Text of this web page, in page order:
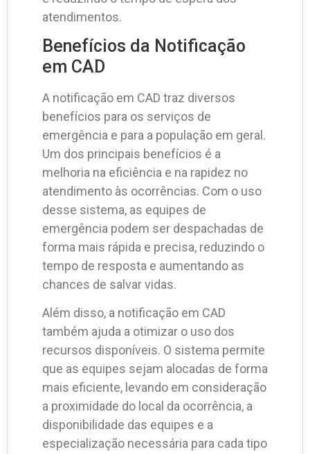
atendimentos.
Benefícios da Notificação
em CAD
A notificação em CAD traz diversos
benefícios para os serviços de
emergência e para a população em geral.
Um dos principais benefícios é a
melhoria na eficiência e na rapidez no
atendimento às ocorrências. Com o uso
desse sistema, as equipes de
emergência podem ser despachadas de
forma mais rápida e precisa, reduzindo o
tempo de resposta e aumentando as
chances de salvar vidas.
Além disso, a notificação em CAD
também ajuda a otimizar o uso dos
recursos disponíveis. O sistema permite
que as equipes sejam alocadas de forma
mais eficiente, levando em consideração
a proximidade do local da ocorrência, a
disponibilidade das equipes e a
especialização necessária para cada tipo